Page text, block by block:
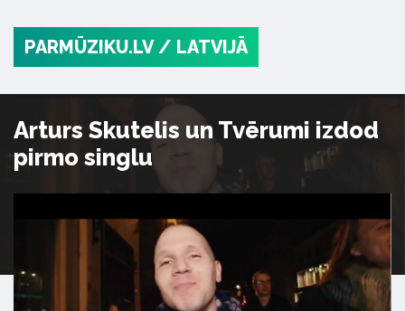
PARMŪZIKU.LV / LATVIJĀ
Arturs Skutelis un Tvērumi izdod
pirmo singlu